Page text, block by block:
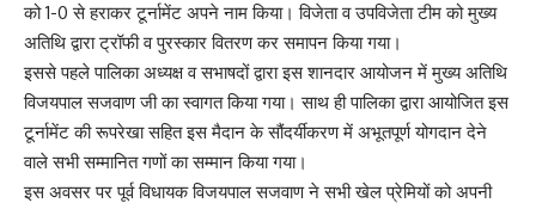
को 1-0 से हराकर टूर्नामेंट अपने नाम किया। विजेता व उपविजेता टीम को मुख्य
अतिथि द्वारा ट्रॉफी व पुरस्कार वितरण कर समापन किया गया।
इससे पहले पालिका अध्यक्ष व सभाषदों द्वारा इस शानदार आयोजन में मुख्य अतिथि
विजयपाल सजवाण जी का स्वागत किया गया। साथ ही पालिका द्वारा आयोजित इस
टूर्नामेंट की रूपरेखा सहित इस मैदान के सौंदर्यीकरण में अभूतपूर्ण योगदान देने
वाले सभी सम्मानित गणों का सम्मान किया गया।
इस अवसर पर पूर्व विधायक विजयपाल सजवाण ने सभी खेल प्रेमियों को अपनी